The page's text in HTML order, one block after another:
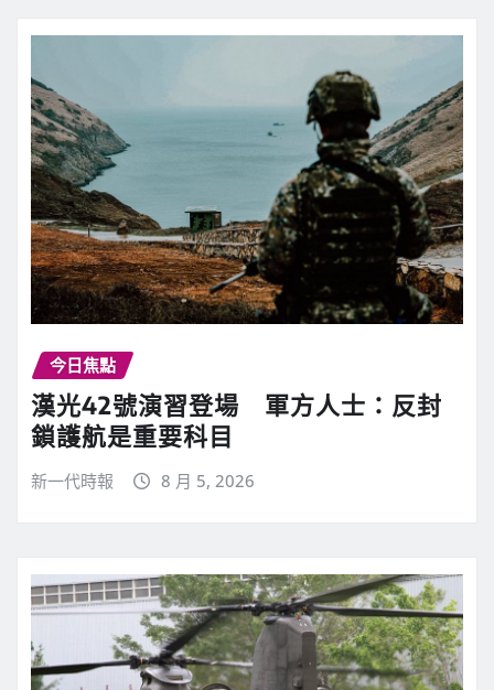
今日焦點
漢光42號演習登場 軍方人士：反封
鎖護航是重要科目
新一代時報 8 月 5, 2026